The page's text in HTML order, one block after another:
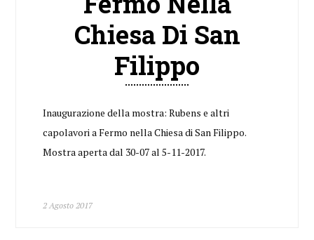
Chiesa Di San
Filippo
Inaugurazione della mostra: Rubens e altri
capolavori a Fermo nella Chiesa di San Filippo.
Mostra aperta dal 30-07 al 5-11-2017.
2 Agosto 2017